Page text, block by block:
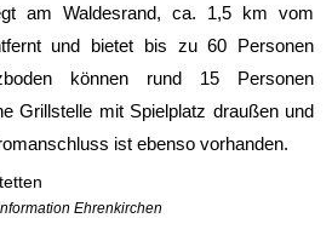
am Waldesrand, ca. 1,5 km vom
und bietet bis zu 60 Personen
können rund 15 Personen
Grillstelle mit Spielplatz draußen und
ist ebenso vorhanden.
Ehrenkirchen